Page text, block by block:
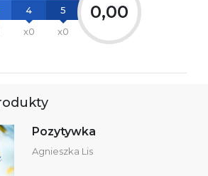
4
x0
5
x0
0,00
Pozytywka
Agnieszka Lis